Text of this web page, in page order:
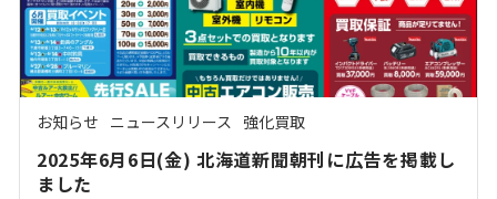
お知らせ ニュースリリース 強化買取
2025年6月6日(金) 北海道新聞朝刊に広告を掲載し
ました